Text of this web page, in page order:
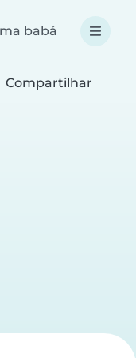
babá
Compartilhar